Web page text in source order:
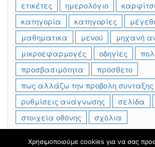
ετικέτες
ημερολόγιο
κατηγορία
κατηγορίες
μαθηματικα
μενού
μηχανή
μικροεφαρμογές
οδηγίες
προσβασιμότητα
πρόσθετο
πως αλλάζω την προβολη συνταξης
ρυθμίσεις ανάγνωσης
σελίδα
στοιχεία οθόνης
σχόλια
Χρησιμοποιούμε cookies για να σας